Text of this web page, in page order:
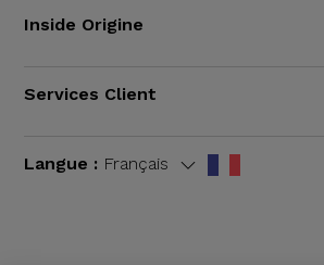
Inside Origine
Services Client
Langue : Français